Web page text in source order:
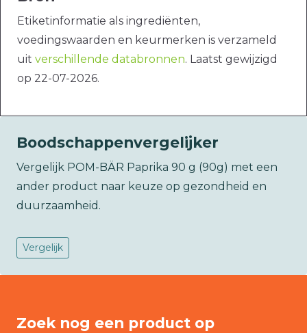
Etiketinformatie als ingrediënten,
voedingswaarden en keurmerken is verzameld
uit verschillende databronnen. Laatst gewijzigd
op 22-07-2026.
Boodschappenvergelijker
Vergelijk POM-BÄR Paprika 90 g (90g) met een
ander product naar keuze op gezondheid en
duurzaamheid.
Vergelijk
Zoek nog een product op